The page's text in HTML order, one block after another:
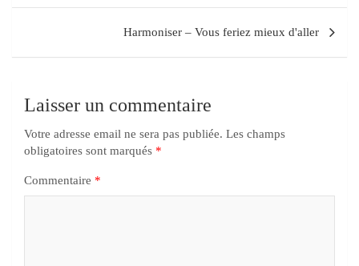
Harmoniser – Vous feriez mieux d'aller
Laisser un commentaire
Votre adresse email ne sera pas publiée. Les champs
obligatoires sont marqués *
Commentaire *